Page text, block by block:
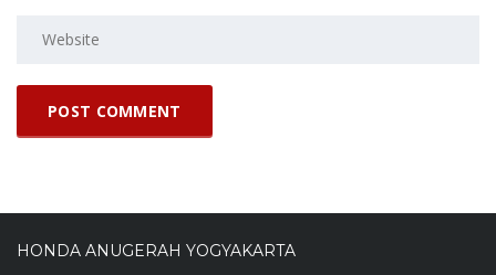
HONDA ANUGERAH YOGYAKARTA